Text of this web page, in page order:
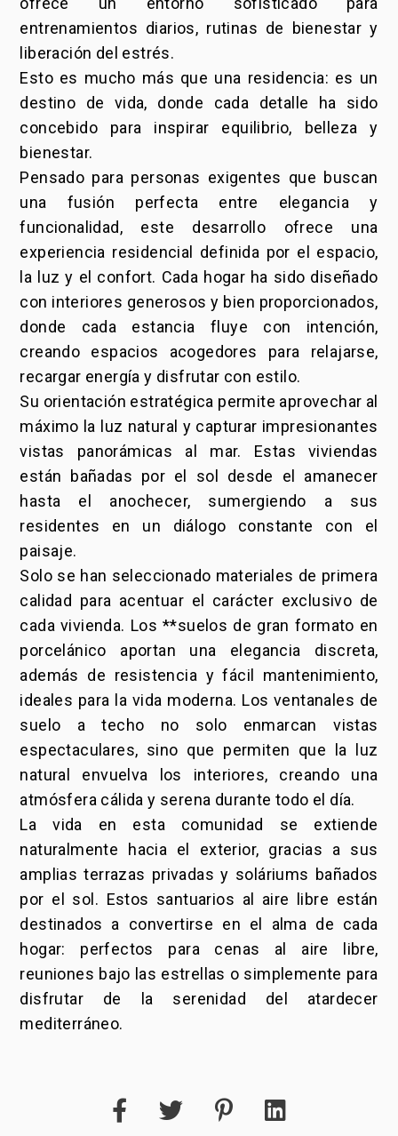
entrenamientos diarios, rutinas de bienestar y
liberación del estrés.
Esto es mucho más que una residencia: es un
destino de vida, donde cada detalle ha sido
concebido para inspirar equilibrio, belleza y
bienestar.
Pensado para personas exigentes que buscan
una fusión perfecta entre elegancia y
funcionalidad, este desarrollo ofrece una
experiencia residencial definida por el espacio,
la luz y el confort. Cada hogar ha sido diseñado
con interiores generosos y bien proporcionados,
donde cada estancia fluye con intención,
creando espacios acogedores para relajarse,
recargar energía y disfrutar con estilo.
Su orientación estratégica permite aprovechar al
máximo la luz natural y capturar impresionantes
vistas panorámicas al mar. Estas viviendas
están bañadas por el sol desde el amanecer
hasta el anochecer, sumergiendo a sus
residentes en un diálogo constante con el
paisaje.
Solo se han seleccionado materiales de primera
calidad para acentuar el carácter exclusivo de
cada vivienda. Los **suelos de gran formato en
porcelánico aportan una elegancia discreta,
además de resistencia y fácil mantenimiento,
ideales para la vida moderna. Los ventanales de
suelo a techo no solo enmarcan vistas
espectaculares, sino que permiten que la luz
natural envuelva los interiores, creando una
atmósfera cálida y serena durante todo el día.
La vida en esta comunidad se extiende
naturalmente hacia el exterior, gracias a sus
amplias terrazas privadas y soláriums bañados
por el sol. Estos santuarios al aire libre están
destinados a convertirse en el alma de cada
hogar: perfectos para cenas al aire libre,
reuniones bajo las estrellas o simplemente para
disfrutar de la serenidad del atardecer
mediterráneo.